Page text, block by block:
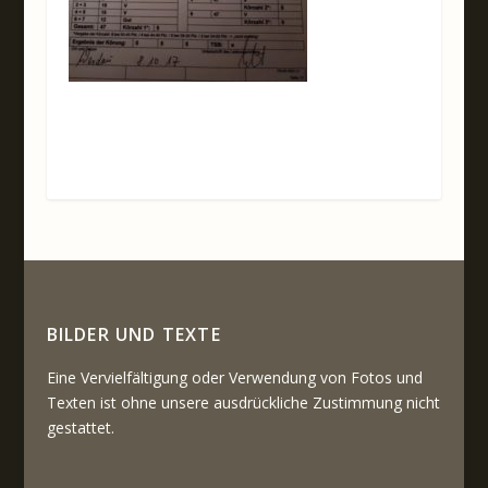
BILDER UND TEXTE
Eine Vervielfältigung oder Verwendung von Fotos und
Texten ist ohne unsere ausdrückliche Zustimmung nicht
gestattet.